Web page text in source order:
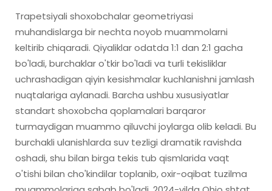
Trapetsiyali shoxobchalar geometriyasi
muhandislarga bir nechta noyob muammolarni
keltirib chiqaradi. Qiyaliklar odatda 1:1 dan 2:1 gacha
bo'ladi, burchaklar o'tkir bo'ladi va turli tekisliklar
uchrashadigan qiyin kesishmalar kuchlanishni jamlash
nuqtalariga aylanadi. Barcha ushbu xususiyatlar
standart shoxobcha qoplamalari barqaror
turmaydigan muammo qiluvchi joylarga olib keladi. Bu
burchakli ulanishlarda suv tezligi dramatik ravishda
oshadi, shu bilan birga tekis tub qismlarida vaqt
o'tishi bilan cho'kindilar toplanib, oxir-oqibat tuzilma